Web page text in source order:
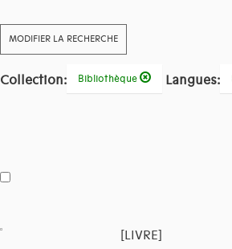
MODIFIER LA RECHERCHE
Collection: Bibliothèque Langues:
[LIVRE]